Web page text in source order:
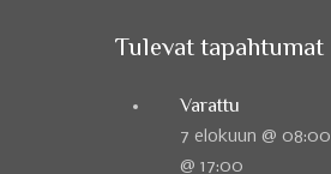
Tulevat tapahtumat
Varattu
7 elokuun @ 08:00
@ 17:00